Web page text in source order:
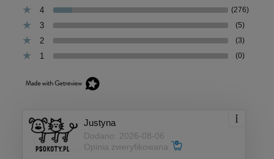
4 (276)
3 (5)
2 (3)
1 (0)
Justyna
Dodano: 2026-08-06
Opinia zweryfikowana